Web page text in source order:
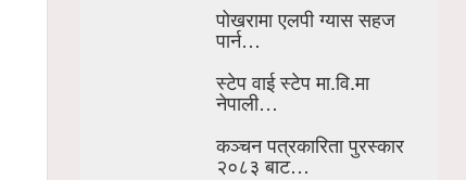
पोखरामा एलपी ग्यास सहज
पार्न…
स्टेप वाई स्टेप मा.वि.मा
नेपाली…
कञ्चन पत्रकारिता पुरस्कार
२०८३ बाट…